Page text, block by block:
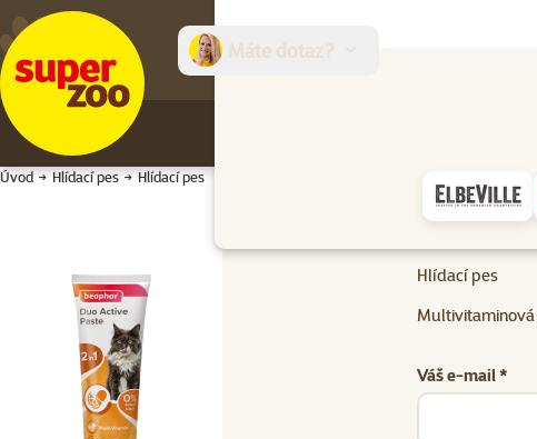
Úvod Hlídací pes Hlídací pes
Hlídací pes
Multivitaminová
Váš e-mail *